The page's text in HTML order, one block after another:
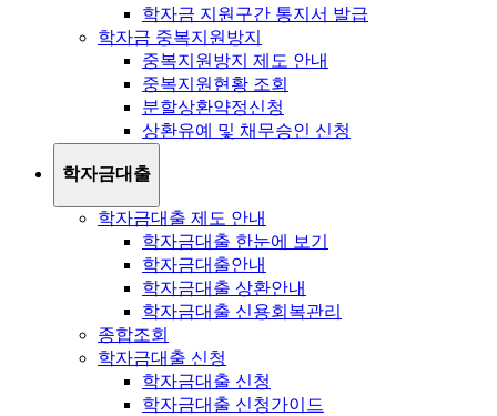
학자금 지원구간 통지서 발급
학자금 중복지원방지
중복지원방지 제도 안내
중복지원현황 조회
분할상환약정신청
상환유예 및 채무승인 신청
학자금대출
학자금대출 제도 안내
학자금대출 한눈에 보기
학자금대출안내
학자금대출 상환안내
학자금대출 신용회복관리
종합조회
학자금대출 신청
학자금대출 신청
학자금대출 신청가이드